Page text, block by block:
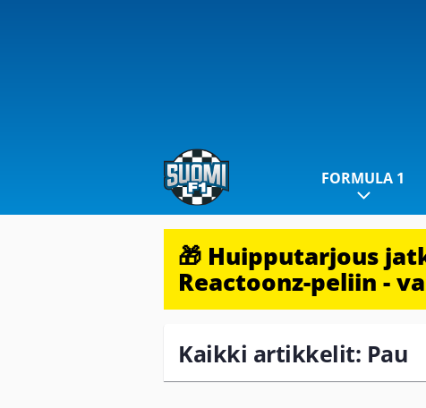
FORMULA 1
🎁 Huipputarjous
Reactoonz-peliin -
Kaikki artikkelit: Pau